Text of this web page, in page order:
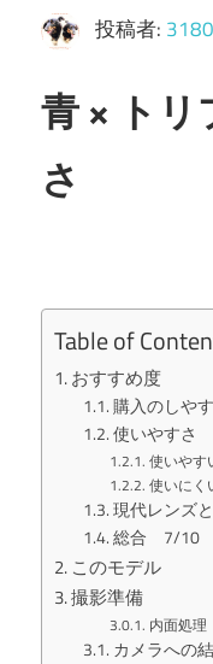
投稿者: 3180
青 × ト
さ
Table of
おすすめ度
購入のしや
使いやすさ
使いやす
使いにく
現代レンズ
総合 7/10
このモデル
撮影準備
内面処理
カメラへの